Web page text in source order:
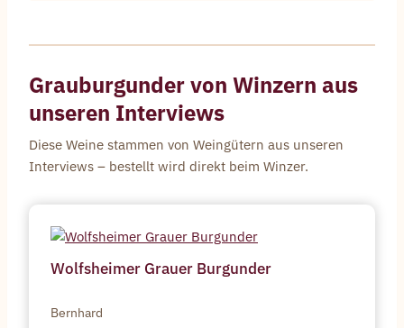
Grauburgundervon Winzern aus
unseren Interviews
Diese Weine stammen von Weingütern aus unseren
Interviews – bestellt wird direkt beim Winzer.
Wolfsheimer Grauer Burgunder
Bernhard